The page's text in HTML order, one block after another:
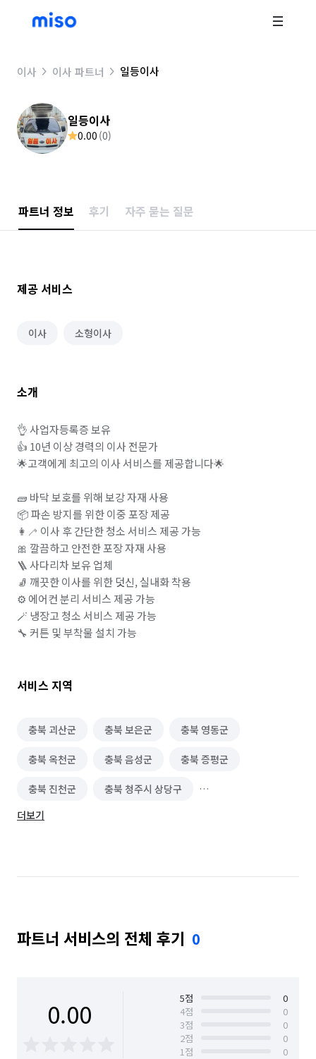
이사 이사 파트너 일등이사
일등이사
0.00 (0)
파트너 정보 후기 자주 묻는 질문
제공 서비스
이사 소형이사
소개
👌 사업자등록증 보유
👍 10년 이상 경력의 이사 전문가
🌟고객에게 최고의 이사 서비스를 제공합니다🌟
🧱 바닥 보호를 위해 보강 자재 사용
📦 파손 방지를 위한 이중 포장 제공
👩‍🦯 이사 후 간단한 청소 서비스 제공 가능
🎀 깔끔하고 안전한 포장 자재 사용
🪜 사다리차 보유 업체
🧦 깨끗한 이사를 위한 덧신, 실내화 착용
⚙️ 에어컨 분리 서비스 제공 가능
🪄 냉장고 청소 서비스 제공 가능
🔧 커튼 및 부착물 설치 가능
서비스 지역
충북 괴산군 충북 보은군 충북 영동군
충북 옥천군 충북 음성군 충북 증평군
충북 진천군 충북 청주시 상당구
충북 청주시 서원구
더보기
파트너 서비스의 전체 후기 0
0.00 5점
0
4점
0
3점
0
2점
0
1점
0